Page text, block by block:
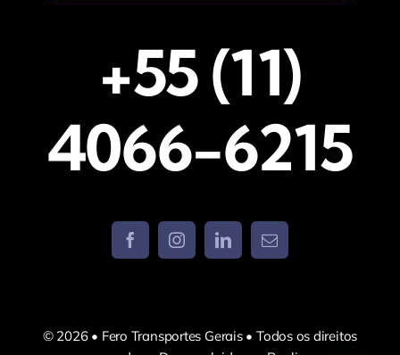
+55 (11)
4066-6215
© 2026 • Fero Transportes Gerais • Todos os direitos